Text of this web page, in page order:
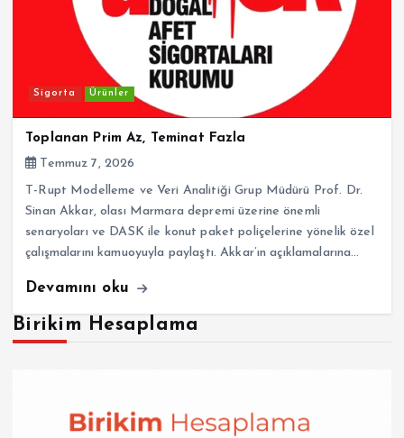
Sigorta Ürünler
Toplanan Prim Az, Teminat Fazla
Temmuz 7, 2026
T-Rupt Modelleme ve Veri Analitiği Grup Müdürü Prof. Dr.
Sinan Akkar, olası Marmara depremi üzerine önemli
senaryoları ve DASK ile konut paket poliçelerine yönelik özel
çalışmalarını kamuoyuyla paylaştı. Akkar’ın açıklamalarına…
Devamını oku
Birikim Hesaplama